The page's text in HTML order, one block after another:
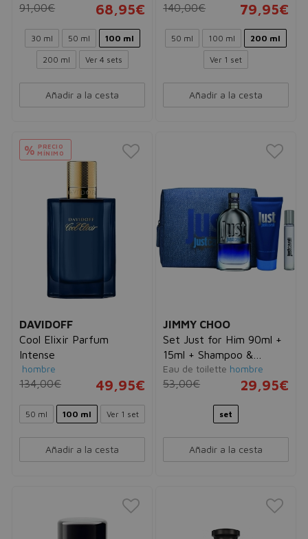
91,00€ 68,95€
30 ml 50 ml 100 ml
200 ml Ver 4 sets
Añadir a la cesta
140,00€ 79,95€
50 ml 100 ml 200 ml
Ver 1 set
Añadir a la cesta
% PRECIO
MÍNIMO
DAVIDOFF
Cool Elixir Parfum
Intense
hombre
134,00€ 49,95€
50 ml 100 ml Ver 1 set
Añadir a la cesta
JIMMY CHOO
Set Just for Him 90ml +
15ml + Shampoo &
Shower Gel 100ml +
Neceser
Eau de toilette hombre
53,00€ 29,95€
set
Añadir a la cesta